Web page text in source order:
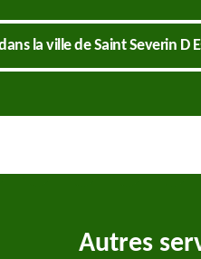
la ville de Saint Severin D
Autres